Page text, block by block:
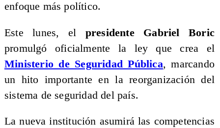
enfoque más político.
Este lunes, el presidente Gabriel Boric
promulgó oficialmente la ley que crea el
Ministerio de Seguridad Pública, marcando
un hito importante en la reorganización del
sistema de seguridad del país.
La nueva institución asumirá las competencias